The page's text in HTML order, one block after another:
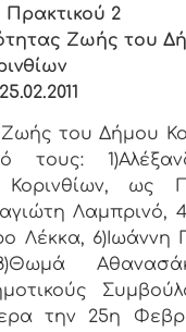
Πρακτικού 2
Ζωής του
του Δήμου
τους:
Κορινθίων, ως
Λαμπρινό,
Λέκκα, 6)Ιωάννη
την 25η